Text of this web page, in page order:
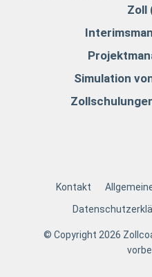
Zoll
Simulation
Kontakt
© Copyright 2026